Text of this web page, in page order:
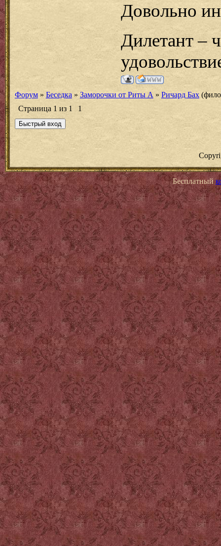
Довольно
Дилетант –
Форум » Беседка » Заморочки от Риты А » Ричард Бах
Страница 1 из 1 1
Бесплатный